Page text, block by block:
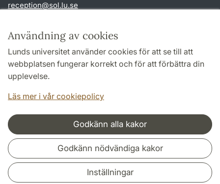
Användning av cookies
Lunds universitet använder cookies för att se till att
webbplatsen fungerar korrekt och för att förbättra din
upplevelse.
Läs mer i vår cookiepolicy
Godkänn alla kakor
Godkänn nödvändiga kakor
Inställningar
reception@sol.lu.se
Genvägar
Om webbplatsen och cookies
Behandling av personuppgifter
Tillgänglighetsredogörelse
Samarbeten och nätverk